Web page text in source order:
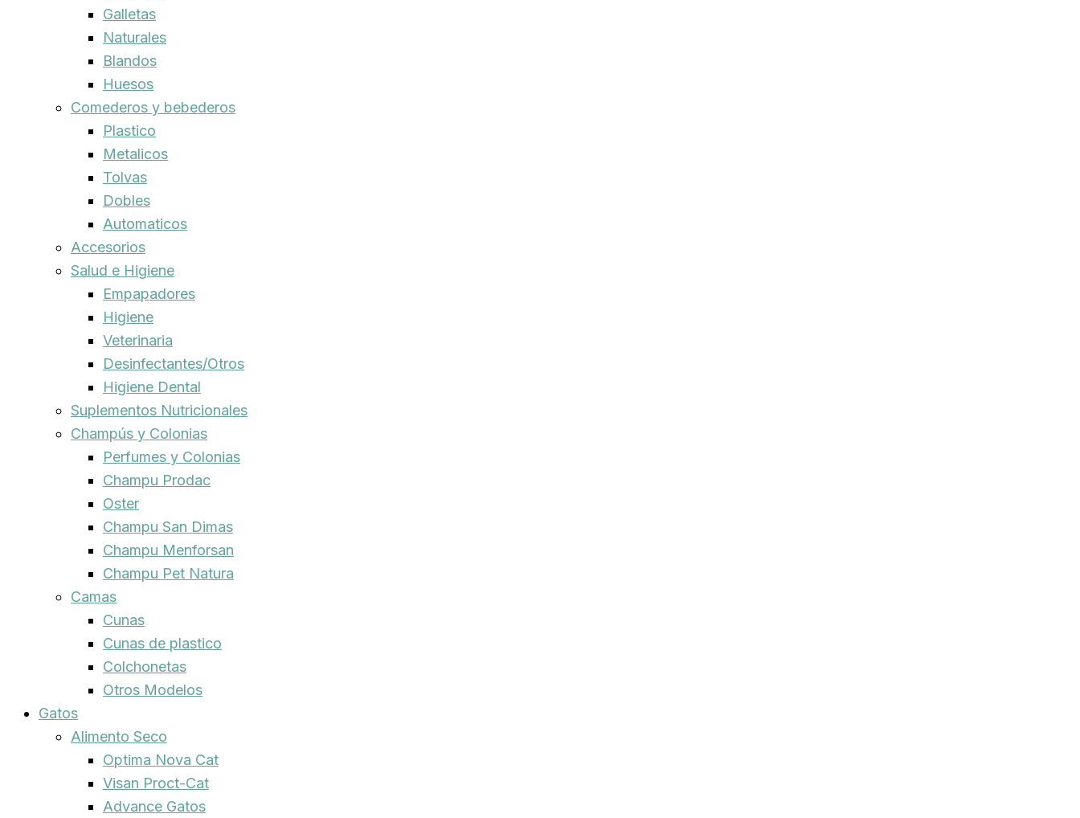
Galletas
Naturales
Blandos
Huesos
Comederos y bebederos
Plastico
Metalicos
Tolvas
Dobles
Automaticos
Accesorios
Salud e Higiene
Empapadores
Higiene
Veterinaria
Desinfectantes/Otros
Higiene Dental
Suplementos Nutricionales
Champús y Colonias
Perfumes y Colonias
Champu Prodac
Oster
Champu San Dimas
Champu Menforsan
Champu Pet Natura
Camas
Cunas
Cunas de plastico
Colchonetas
Otros Modelos
Gatos
Alimento Seco
Optima Nova Cat
Visan Proct-Cat
Advance Gatos